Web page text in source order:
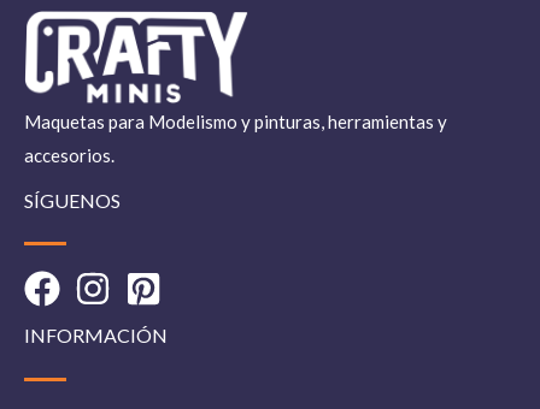
Maquetas para Modelismo y pinturas, herramientas y
accesorios.
SÍGUENOS
INFORMACIÓN